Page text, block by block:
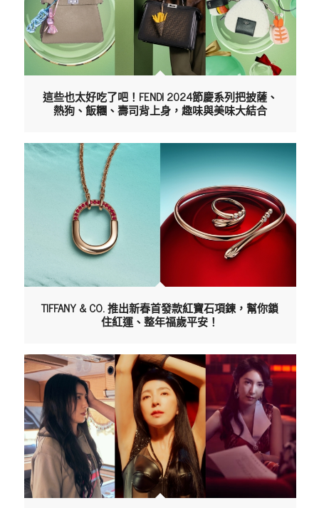
這些也太好吃了吧！FENDI 2024節慶系列把披薩、
熱狗、飯糰、壽司背上身，趣味與美味大結合
TIFFANY & CO. 推出新春首發款紅寶石項鍊，幫你鎖
住紅運、整年福歲平安！